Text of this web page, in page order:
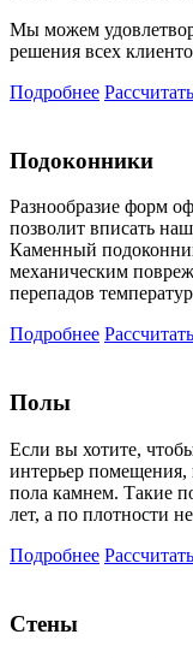
Мы можем
решения всех
Подробнее
Подоконники
Разнообразие форм
позволит вписать
Каменный
механическим
перепадов
Подробнее
Полы
Если вы хотите,
интерьер
пола камнем. Такие
лет, а по плотности
Подробнее
Стены